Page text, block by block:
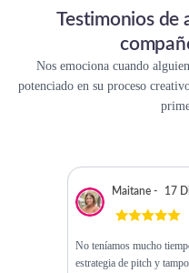
Testimonios de
Nos emociona cuando
potenciado en su proceso
Maitane - 17
No teníamos mucho
estrategia de pitch y